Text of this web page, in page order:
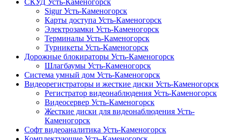
СКУД Усть-Каменогорск
Sigur Усть-Каменогорск
Карты доступа Усть-Каменогорск
Электрозамки Усть-Каменогорск
Терминалы Усть-Каменогорск
Турникеты Усть-Каменогорск
Дорожные блокираторы Усть-Каменогорск
Шлагбаумы Усть-Каменогорск
Система умный дом Усть-Каменогорск
Видеорегистраторы и жесткие диски Усть-Каменогорск
Регистратор видеонаблюдения Усть-Каменогорск
Видеосервер Усть-Каменогорск
Жесткие диски для видеонаблюдения Усть-
Каменогорск
Софт видеоаналитика Усть-Каменогорск